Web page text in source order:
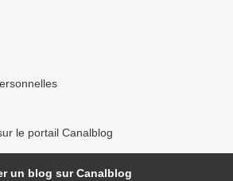
le portail Canalblog
un blog sur Canalblog